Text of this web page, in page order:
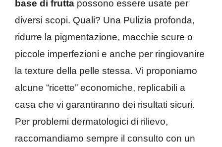
base di frutta possono essere usate per
diversi scopi. Quali? Una Pulizia profonda,
ridurre la pigmentazione, macchie scure o
piccole imperfezioni e anche per ringiovanire
la texture della pelle stessa. Vi proponiamo
alcune “ricette” economiche, replicabili a
casa che vi garantiranno dei risultati sicuri.
Per problemi dermatologici di rilievo,
raccomandiamo sempre il consulto con un